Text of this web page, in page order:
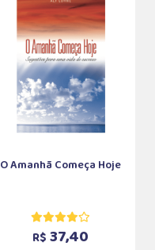
O Amanhã Começa Hoje
R$ 37,40